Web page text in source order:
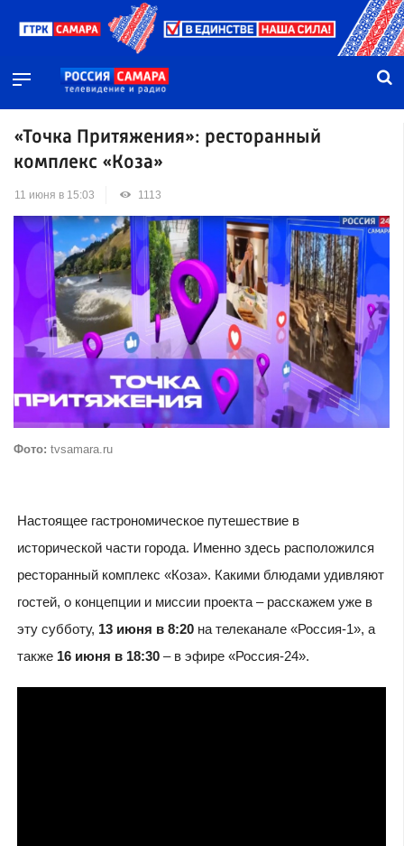
«Точка Притяжения»: ресторанный
комплекс «Коза»
11 июня в 15:03 1113
Фото: tvsamara.ru
Настоящее гастрономическое путешествие в
исторической части города. Именно здесь расположился
ресторанный комплекс «Коза». Какими блюдами удивляют
гостей, о концепции и миссии проекта – расскажем уже в
эту субботу, 13 июня в 8:20на телеканале «Россия-1», а
также 16 июня в 18:30– в эфире «Россия-24».